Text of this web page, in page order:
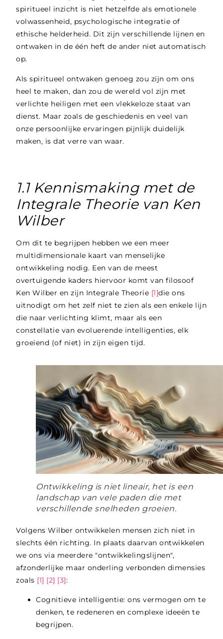
spiritueel inzicht is niet hetzelfde als emotionele
volwassenheid, psychologische integratie of
ethische helderheid. Dit zijn verschillende lijnen en
ontwaken in de één heft de ander niet automatisch
op.
Als spiritueel ontwaken genoeg zou zijn om ons
heel te maken, dan zou de wereld vol zijn met
verlichte heiligen met een vlekkeloze staat van
dienst. Maar zoals de geschiedenis en veel van
onze persoonlijke ervaringen pijnlijk duidelijk
maken, is dat verre van waar.
1.1 Kennismaking met de
Integrale Theorie van Ken
Wilber
Om dit te begrijpen hebben we een meer
multidimensionale kaart van menselijke
ontwikkeling nodig. Een van de meest
overtuigende kaders hiervoor komt van filosoof
Ken Wilber en zijn Integrale Theorie [1]die ons
uitnodigt om het zelf niet te zien als een enkele lijn
die naar verlichting klimt, maar als een
constellatie van evoluerende intelligenties, elk
groeiend (of niet) in zijn eigen tijd.
Ontwikkeling is niet lineair, het is een
landschap van vele paden die met
verschillende snelheden groeien.
Volgens Wilber ontwikkelen mensen zich niet in
slechts één richting. In plaats daarvan ontwikkelen
we ons via meerdere "ontwikkelingslijnen",
afzonderlijke maar onderling verbonden dimensies
zoals [1] [2] [3]:
Cognitieve intelligentie: ons vermogen om te
denken, te redeneren en complexe ideeën te
begrijpen.